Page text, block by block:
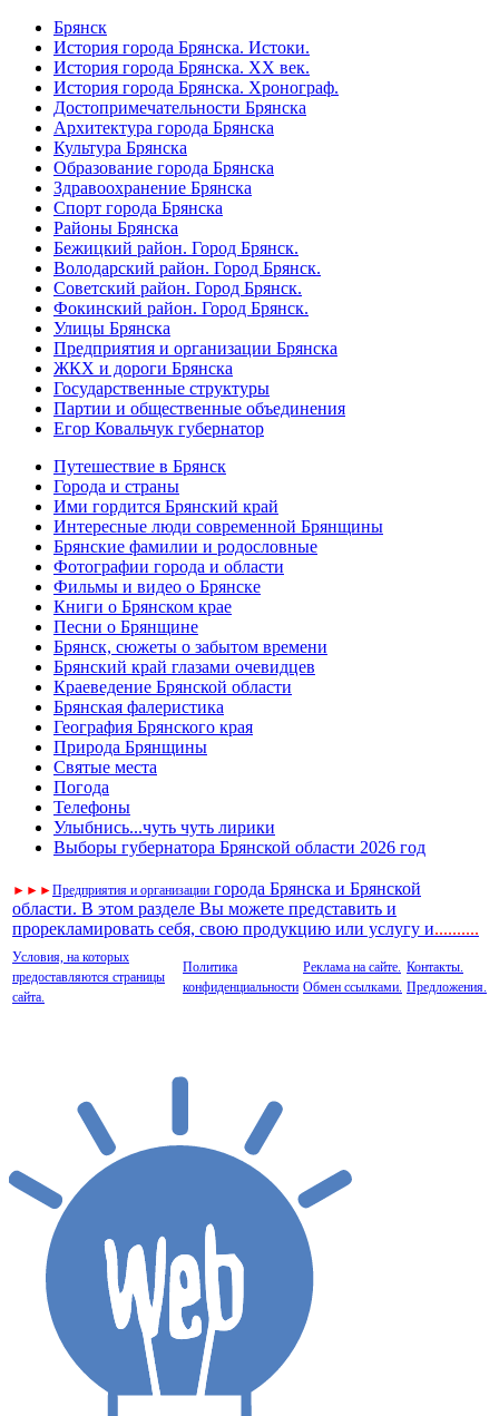
Брянск
История города Брянска. Истоки.
История города Брянска. XX век.
История города Брянска. Хронограф.
Достопримечательности Брянска
Архитектура города Брянска
Культура Брянска
Образование города Брянска
Здравоохранение Брянска
Спорт города Брянска
Районы Брянска
Бежицкий район. Город Брянск.
Володарский район. Город Брянск.
Советский район. Город Брянск.
Фокинский район. Город Брянск.
Улицы Брянска
Предприятия и организации Брянска
ЖКХ и дороги Брянска
Государственные структуры
Партии и общественные объединения
Егор Ковальчук губернатор
Путешествие в Брянск
Города и страны
Ими гордится Брянский край
Интересные люди современной Брянщины
Брянские фамилии и родословные
Фотографии города и области
Фильмы и видео о Брянске
Книги о Брянском крае
Песни о Брянщине
Брянск, сюжеты о забытом времени
Брянский край глазами очевидцев
Краеведение Брянской области
Брянская фалеристика
География Брянского края
Природа Брянщины
Святые места
Погода
Телефоны
Улыбнись...чуть чуть лирики
Выборы губернатора Брянской области 2026 год
► ► ►Предприятия и организации города Брянска и Брянской
области. В этом разделе Вы можете представить и
прорекламировать себя, свою продукцию или услугу и..........
Условия, на которых
предоставляются страницы
сайта.
Политика
конфиденциальности
Реклама на сайте.
Обмен ссылками.
Контакты.
Предложения.